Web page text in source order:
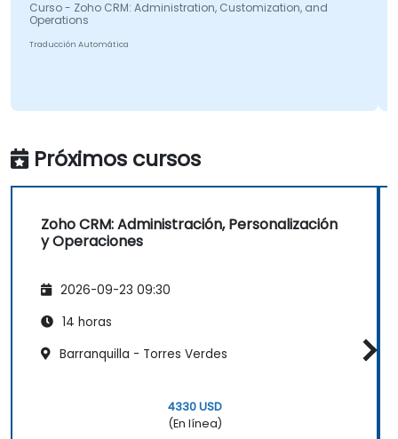
Curso - Zoho CRM: Administration, Customization, and
Operations
Traducción Automática
Próximos cursos
Zoho CRM: Administración, Personalización
y Operaciones
2026-09-23 09:30
14 horas
Barranquilla - Torres Verdes
4330 USD
(En línea)